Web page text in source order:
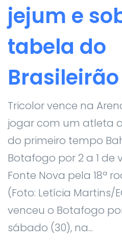
jejum e
tabela do
Brasileirão
Tricolor vence na
jogar com um atleta
do primeiro tempo
Botafogo por 2 a 1 de
Fonte Nova pela 18ª
(Foto: Letícia Martins/
venceu o Botafogo
sábado (30), na...